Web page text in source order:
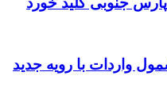
واردات با رویه جدید